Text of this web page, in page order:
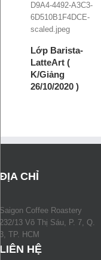
Lớp Barista-
LatteArt (
K/Giảng
26/10/2020 )
ĐỊA CHỈ
Saigon Coffee Roastery
232/13 Võ Thị Sáu, P. 7, Q.
3, TP. HCM
LIÊN HỆ